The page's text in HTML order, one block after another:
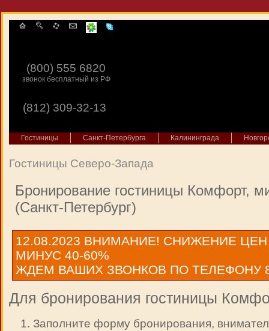
(800) 555 6820
звонок бесплатный из РФ
(812) 309-32-13
Гостиницы Санкт-Петербурга Калининграда
Гостиницы Северо-Запада
Бронирование гостиницы Комфорт,
(Санкт-Петербург)
12.08.2023 ВНИМАНИЕ! СНИЖЕНИЕ
МИНУС 40-60%
ЖДЕМ ВАШИХ ЗВОНКОВ ПО ТЕЛЕФОНУ 8
Для бронирования гостиницы
Заполните форму бронирования,